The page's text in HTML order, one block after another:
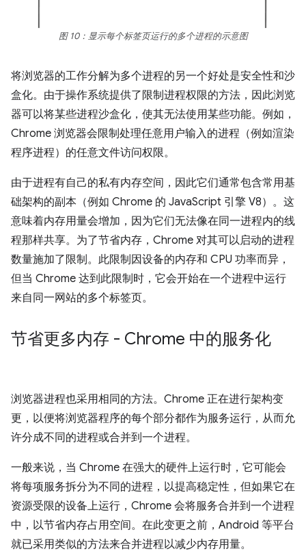
图 10：显示每个标签页运行的多个进程的示意图
将浏览器的工作分解为多个进程的另一个好处是安全性和沙
盒化。由于操作系统提供了限制进程权限的方法，因此浏览
器可以将某些进程沙盒化，使其无法使用某些功能。例如，
Chrome 浏览器会限制处理任意用户输入的进程（例如渲染
程序进程）的任意文件访问权限。
由于进程有自己的私有内存空间，因此它们通常包含常用基
础架构的副本（例如 Chrome 的 JavaScript 引擎 V8）。这
意味着内存用量会增加，因为它们无法像在同一进程内的线
程那样共享。为了节省内存，Chrome 对其可以启动的进程
数量施加了限制。此限制因设备的内存和 CPU 功率而异，
但当 Chrome 达到此限制时，它会开始在一个进程中运行
来自同一网站的多个标签页。
节省更多内存 - Chrome 中的服务化
浏览器进程也采用相同的方法。Chrome 正在进行架构变
更，以便将浏览器程序的每个部分都作为服务运行，从而允
许分成不同的进程或合并到一个进程。
一般来说，当 Chrome 在强大的硬件上运行时，它可能会
将每项服务拆分为不同的进程，以提高稳定性，但如果它在
资源受限的设备上运行，Chrome 会将服务合并到一个进程
中，以节省内存占用空间。在此变更之前，Android 等平台
就已采用类似的方法来合并进程以减少内存用量。